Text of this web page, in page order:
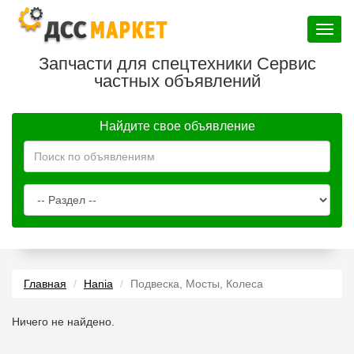
Toggle
Запчасти для спецтехники Сервис
частных объявлений
Найдите свое объявление
Главная Hania Подвеска, Мосты, Колеса
Ничего не найдено.